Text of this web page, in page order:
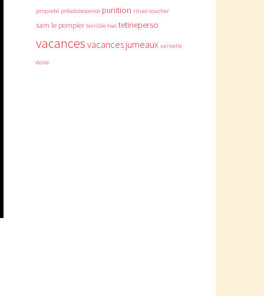
propreté préadolescence punition rituel coucher
sam le pompier terrible two tetineperso
vacances vacances jumeaux varicelle
école